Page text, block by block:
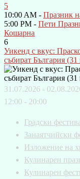
5
10:00 AM - Празник
5:00 PM - Пети
Кошарна
6
Уикенд с вкус:
събират България
31.07.2026 -
12:00 - 20:00
Градски
Занаятчийски
Изложение на
Кулинарен
Кулинарен